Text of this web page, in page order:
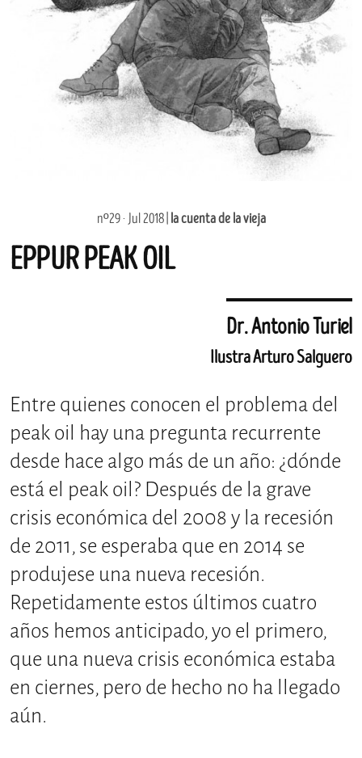
nº29 · Jul 2018 | la cuenta de la vieja
EPPUR PEAK OIL
Dr. Antonio Turiel
Ilustra Arturo Salguero
Entre quienes conocen el problema del
peak oil hay una pregunta recurrente
desde hace algo más de un año: ¿dónde
está el peak oil? Después de la grave
crisis económica del 2008 y la recesión
de 2011, se esperaba que en 2014 se
produjese una nueva recesión.
Repetidamente estos últimos cuatro
años hemos anticipado, yo el primero,
que una nueva crisis económica estaba
en ciernes, pero de hecho no ha llegado
aún.